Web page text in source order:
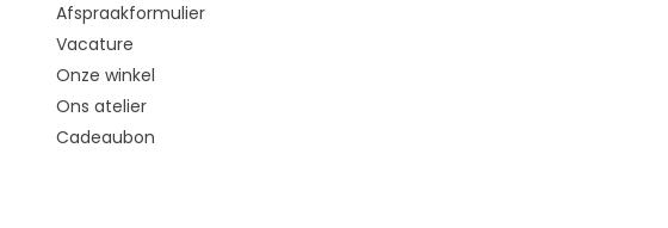
Afspraakformulier
Vacature
Onze winkel
Ons atelier
Cadeaubon